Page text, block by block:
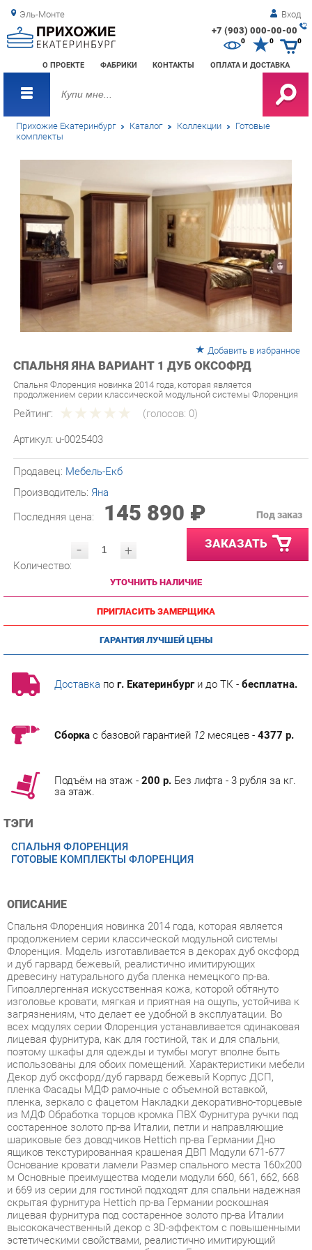
Эль-Монте Вход
+7 (903) 000-00-00
О ПРОЕКТЕ ФАБРИКИ КОНТАКТЫ ОПЛАТА И ДОСТАВКА
0 0
Прихожие Екатеринбург Каталог Коллекции Готовые
комплекты
СПАЛЬНЯ ЯНА ВАРИАНТ 1 ДУБ ОКСОФРД
Спальня Флоренция новинка 2014 года, которая является
продолжением серии классической модульной системы Флоренция
Рейтинг: (голосов:0)
u-0025403
Производитель:Яна
Последняя цена: 145 890 ₽
- ЗАКАЗАТЬ
УТОЧНИТЬ НАЛИЧИЕ
ПРИГЛАСИТЬ ЗАМЕРЩИКА
ГАРАНТИЯ ЛУЧШЕЙ ЦЕНЫ
Доставкапог. Екатеринбурги до ТК -бесплатна.
ТЭГИ
ГОТОВЫЕ КОМПЛЕКТЫ ФЛОРЕНЦИЯ
продолжением серии классической модульной системы
и дуб гарвард бежевый, реалистично имитирующих
древесину натурального дуба пленка немецкого пр-ва.
Гипоаллергенная искусственная кожа, которой обтянуто
изголовье кровати, мягкая и приятная на ощупь, устойчива к
загрязнениям, что делает ее удобной в эксплуатации. Во
всех модулях серии Флоренция устанавливается одинаковая
лицевая фурнитура, как для гостиной, так и для спальни,
поэтому шкафы для одежды и тумбы могут вполне быть
использованы для обоих помещений. Характеристики мебели
Декор дуб оксфорд/дуб гарвард бежевый Корпус ДСП,
пленка Фасады МДФ рамочные с объемной вставкой,
пленка, зеркало с фацетом Накладки декоративно-торцевые
из МДФ Обработка торцов кромка ПВХ Фурнитура ручки под
состаренное золото пр-ва Италии, петли и направляющие
шариковые без доводчиков Hettich пр-ва Германии Дно
ящиков текстурированная крашеная ДВП Модули 671-677
Основание кровати ламели Размер спального места 160х200
м Основные преимущества модели модули 660, 661, 662, 668
и 669 из серии для гостиной подходят для спальни надежная
скрытая фурнитура Hettich пр-ва Германии роскошная
лицевая фурнитура под состаренное золото пр-ва Италии
высококачественный декор с 3D-эффектом с повышенными
эстетическими свойствами, реалистично имитирующий
древесину тонированного дуба пр-ва Германии
гипоаллергенная искусственная кожа в изголовье кровати
классические рамочные фасады с объемной вставкой
филенкой декоративные торцевые накладки и карнизы,